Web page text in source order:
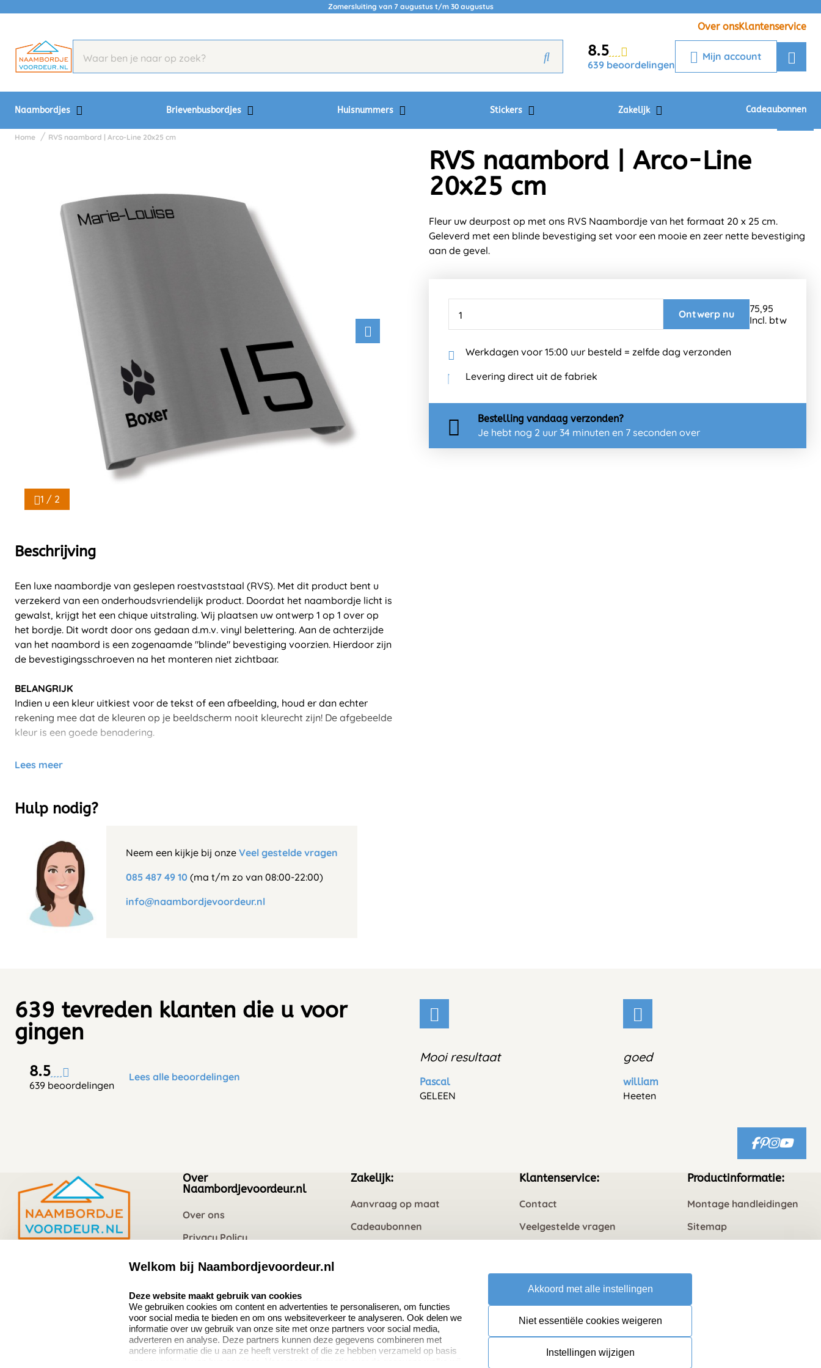
Zomersluiting van 7 augustus t/m 30 augustus
Over onsKlantenservice
8.5
639 beoordelingen
Mijn account
Naambordjes Brievenbusbordjes Huisnummers Stickers Zakelijk Cadeaubonnen
Krijg een antwoord op uw vraag
Chatbot
Chat 24/7 met onze chatbot voor
Contact
Home RVS naambord | Arco-Line 20x25 cm
1 / 2
Beschrijving
Een luxe naambordje van geslepen roestvaststaal (RVS). Met dit product bent u
verzekerd van een onderhoudsvriendelijk product. Doordat het naambordje licht is
gewalst, krijgt het een chique uitstraling. Wij plaatsen uw ontwerp 1 op 1 over op
het bordje. Dit wordt door ons gedaan d.m.v. vinyl belettering. Aan de achterzijde
van het naambord is een zogenaamde "blinde" bevestiging voorzien. Hierdoor zijn
de bevestigingsschroeven na het monteren niet zichtbaar.
BELANGRIJK
Indien u een kleur uitkiest voor de tekst of een afbeelding, houd er dan echter
rekening mee dat de kleuren op je beeldscherm nooit kleurecht zijn! De afgebeelde
kleur is een goede benadering.
Lees meer
Hulp nodig?
Neem een kijkje bij onze Veel gestelde vragen
085 487 49 10 (ma t/m zo van 08:00-22:00)
info@naambordjevoordeur.nl
RVS naambord | Arco-Line
20x25 cm
Fleur uw deurpost op met ons RVS Naambordje van het formaat 20 x 25 cm.
Geleverd met een blinde bevestiging set voor een mooie en zeer nette bevestiging
aan de gevel.
Ontwerp nu
75,95
Incl. btw
Werkdagen voor 15:00 uur besteld = zelfde dag verzonden
Levering direct uit de fabriek
Bestelling vandaag verzonden?
Je hebt nog 2 uur 34 minuten en 6 seconden over
639 tevreden klanten die u voor
gingen
8.5
639 beoordelingen
Lees alle beoordelingen
Mooi resultaat
Pascal
GELEEN
goed
william
Heeten
Naambordjevoordeur.nl
Over
Naambordjevoordeur.nl
Over ons
Privacy Policy
Vacatures
Zakelijk:
Aanvraag op maat
Cadeaubonnen
Klantenservice:
Contact
Veelgestelde vragen
Productinformatie:
Montage handleidingen
Sitemap
Welkom bij Naambordjevoordeur.nl
Deze website maakt gebruik van cookies
We gebruiken cookies om content en advertenties te personaliseren, om functies
voor social media te bieden en om ons websiteverkeer te analyseren. Ook delen we
informatie over uw gebruik van onze site met onze partners voor social media,
adverteren en analyse. Deze partners kunnen deze gegevens combineren met
andere informatie die u aan ze heeft verstrekt of die ze hebben verzameld op basis
Akkoord met alle instellingen
Niet essentiële cookies weigeren
Instellingen wijzigen